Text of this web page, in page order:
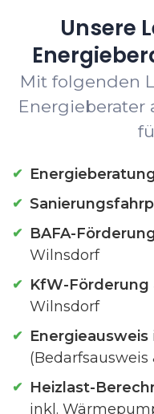
Unsere
Mit folgenden
Energieberater
BAFA-
Wilnsdorf
KfW-
Wilnsdorf
Energieausweis
(Bedarfsausweis
Heizlast-
inkl.